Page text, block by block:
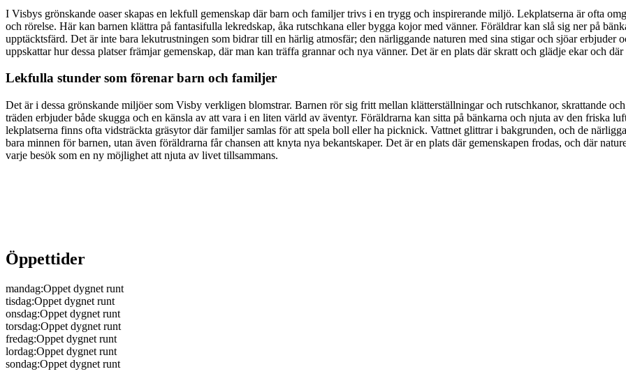
I Visbys grönskande oaser skapas en lekfull gemenskap där barn och familjer trivs i en trygg och inspirerande miljö. Lekplatserna är ofta
och rörelse. Här kan barnen klättra på fantasifulla lekredskap, åka rutschkana eller bygga kojor med vänner. Föräldrar kan slå sig ner på
upptäcktsfärd. Det är inte bara lekutrustningen som bidrar till en härlig atmosfär; den närliggande naturen med sina stigar och sjöar
uppskattar hur dessa platser främjar gemenskap, där man kan träffa grannar och nya vänner. Det är en plats där skratt och glädje ekar och
Lekfulla stunder som förenar barn och familjer
Det är i dessa grönskande miljöer som Visby verkligen blomstrar. Barnen rör sig fritt mellan klätterställningar och rutschkanor, skrattande
träden erbjuder både skugga och en känsla av att vara i en liten värld av äventyr. Föräldrarna kan sitta på bänkarna och njuta av den friska
lekplatserna finns ofta vidsträckta gräsytor där familjer samlas för att spela boll eller ha picknick. Vattnet glittrar i bakgrunden, och de
bara minnen för barnen, utan även föräldrarna får chansen att knyta nya bekantskaper. Det är en plats där gemenskapen frodas, och där
varje besök som en ny möjlighet att njuta av livet tillsammans.
Öppettider
mandag:Oppet dygnet runt
tisdag:Oppet dygnet runt
onsdag:Oppet dygnet runt
torsdag:Oppet dygnet runt
fredag:Oppet dygnet runt
lordag:Oppet dygnet runt
sondag:Oppet dygnet runt